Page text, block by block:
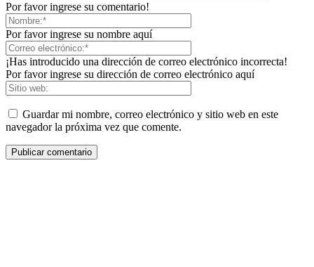
Por favor ingrese su comentario!
Por favor ingrese su nombre aquí
¡Has introducido una dirección de correo electrónico incorrecta!
Por favor ingrese su dirección de correo electrónico aquí
Guardar mi nombre, correo electrónico y sitio web en este
navegador la próxima vez que comente.